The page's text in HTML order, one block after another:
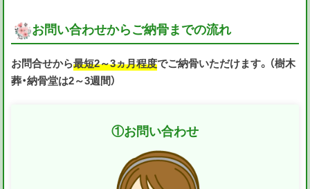
お問い合わせからご納骨までの流れ
お問合せから最短2～3ヵ月程度でご納骨いただけます。（樹木
葬・納骨堂は2～3週間）
①お問い合わせ